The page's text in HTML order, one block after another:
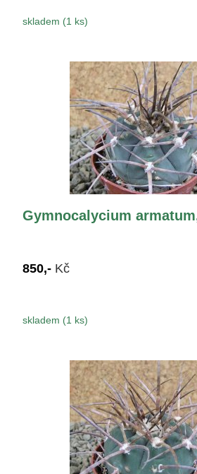
skladem (1 ks)
Gymnocalycium
850,- Kč
skladem (1 ks)